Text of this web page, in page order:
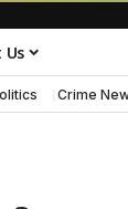
Us
Crime